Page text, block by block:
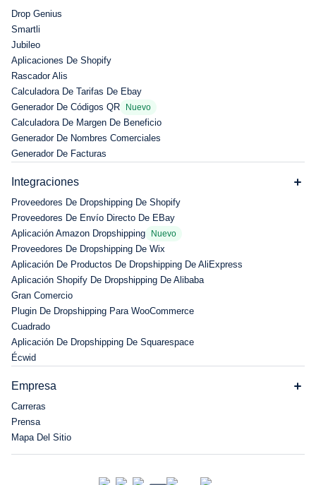
Drop Genius
Smartli
Jubileo
Aplicaciones De Shopify
Rascador Alis
Calculadora De Tarifas De Ebay
Generador De Códigos QR
Nuevo
Calculadora De Margen De Beneficio
Generador De Nombres Comerciales
Generador De Facturas
Integraciones
Proveedores De Dropshipping De Shopify
Proveedores De Envío Directo De EBay
Aplicación Amazon Dropshipping
Nuevo
Proveedores De Dropshipping De Wix
Aplicación De Productos De Dropshipping De AliExpress
Aplicación Shopify De Dropshipping De Alibaba
Gran Comercio
Plugin De Dropshipping Para WooCommerce
Cuadrado
Aplicación De Dropshipping De Squarespace
Écwid
Empresa
Carreras
Prensa
Mapa Del Sitio